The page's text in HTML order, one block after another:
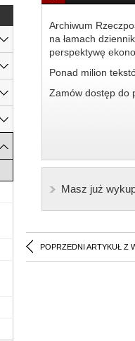
Archiwum
na łamach
perspektywę
Ponad milion
Zamów dostęp do
Masz już
POPRZEDNI ARTYKUŁ Z